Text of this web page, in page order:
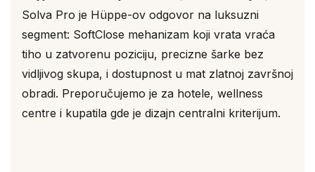
Solva Pro je Hüppe-ov odgovor na luksuzni
segment: SoftClose mehanizam koji vrata vraća
tiho u zatvorenu poziciju, precizne šarke bez
vidljivog skupa, i dostupnost u mat zlatnoj završnoj
obradi. Preporučujemo je za hotele, wellness
centre i kupatila gde je dizajn centralni kriterijum.